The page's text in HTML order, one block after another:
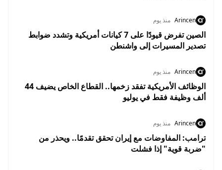
Arincen منذ يوم
الصين تفرض قيودًا على 7 كيانات أمريكية وتشدد ضوابط
تصدير المسيرات إلى واشنطن
Arincen منذ يوم
الوظائف الأمريكية تفقد زخمها.. القطاع الخاص يضيف 44
ألف وظيفة فقط في يوليو
Arincen منذ يوم
ترامب: المفاوضات مع إيران تحقق تقدمًا.. ويحذر من
"ضربة قوية" إذا فشلت